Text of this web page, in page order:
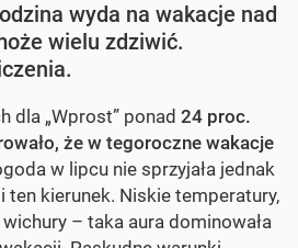
wyda na wakacje nad
wielu zdziwić.
dla „Wprost” ponad 24 proc.
że w tegoroczne wakacje
w lipcu nie sprzyjała jednak
kierunek. Niskie temperatury,
– taka aura dominowała